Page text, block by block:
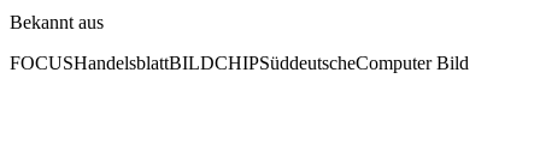
Bekannt aus
FOCUSHandelsblattBILDCHIPSüddeutscheComputer Bild